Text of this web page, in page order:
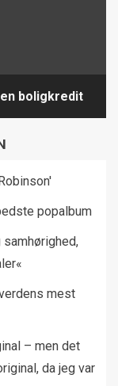
boligkredit
popalbum
mest
– men det
da jeg var